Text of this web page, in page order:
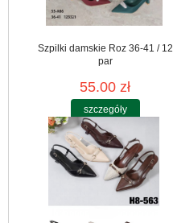
Szpilki damskie Roz 36-41 / 12
par
55.00 zł
szczegóły